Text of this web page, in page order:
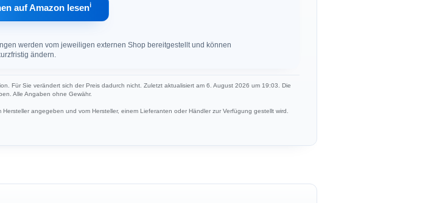
auf Amazon lesenℹ︎
werden vom jeweiligen externen Shop bereitgestellt und können
ändern.
Für Sie verändert sich der Preis dadurch nicht. Zuletzt aktualisiert am 6. August 2026 um 19:03. Die
Alle Angaben ohne Gewähr.
angegeben und vom Hersteller, einem Lieferanten oder Händler zur Verfügung gestellt wird.